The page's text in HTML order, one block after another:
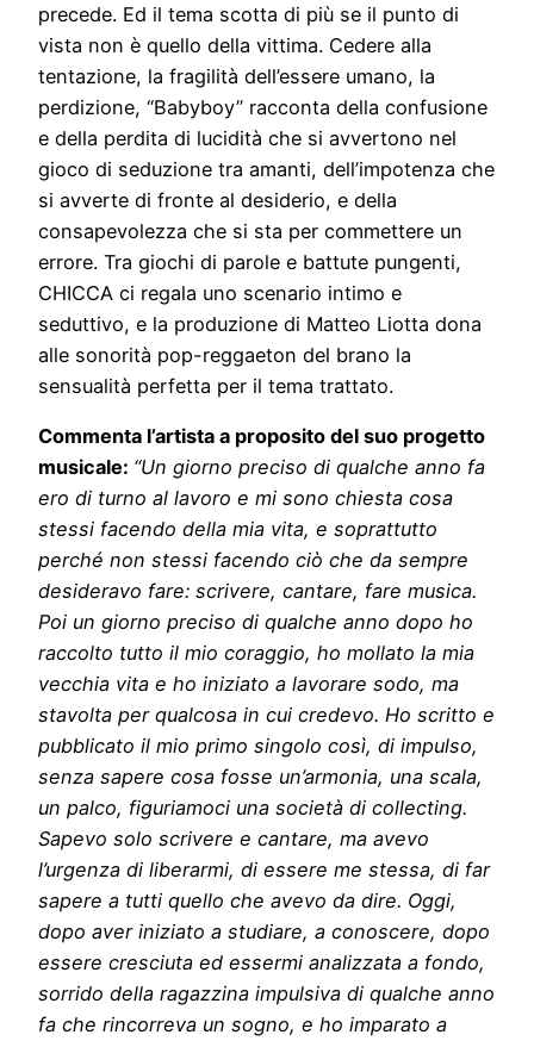
precede. Ed il tema scotta di più se il punto di
vista non è quello della vittima. Cedere alla
tentazione, la fragilità dell’essere umano, la
perdizione, “Babyboy” racconta della confusione
e della perdita di lucidità che si avvertono nel
gioco di seduzione tra amanti, dell’impotenza che
si avverte di fronte al desiderio, e della
consapevolezza che si sta per commettere un
errore. Tra giochi di parole e battute pungenti,
CHICCA ci regala uno scenario intimo e
seduttivo, e la produzione di Matteo Liotta dona
alle sonorità pop-reggaeton del brano la
sensualità perfetta per il tema trattato.
Commenta l’artista a proposito del suo progetto
musicale: “Un giorno preciso di qualche anno fa
ero di turno al lavoro e mi sono chiesta cosa
stessi facendo della mia vita, e soprattutto
perché non stessi facendo ciò che da sempre
desideravo fare: scrivere, cantare, fare musica.
Poi un giorno preciso di qualche anno dopo ho
raccolto tutto il mio coraggio, ho mollato la mia
vecchia vita e ho iniziato a lavorare sodo, ma
stavolta per qualcosa in cui credevo. Ho scritto e
pubblicato il mio primo singolo così, di impulso,
senza sapere cosa fosse un’armonia, una scala,
un palco, figuriamoci una società di collecting.
Sapevo solo scrivere e cantare, ma avevo
l’urgenza di liberarmi, di essere me stessa, di far
sapere a tutti quello che avevo da dire. Oggi,
dopo aver iniziato a studiare, a conoscere, dopo
essere cresciuta ed essermi analizzata a fondo,
sorrido della ragazzina impulsiva di qualche anno
fa che rincorreva un sogno, e ho imparato a